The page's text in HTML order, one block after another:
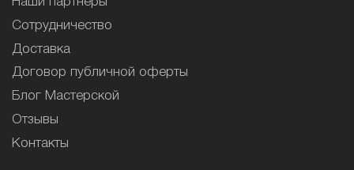
Сотрудничество
Доставка
Договор публичной оферты
Блог Мастерской
Отзывы
Контакты